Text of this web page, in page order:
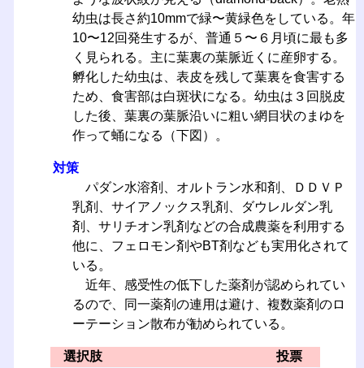
幼虫は長さ約10mmで緑〜黄緑色をしている。年
10〜12回発生するが、普通５〜６月頃に最も多
く見られる。主に葉裏の葉脈近くに産卵する。
孵化した幼虫は、表皮を残して葉裏を食害する
ため、食害部は白斑状になる。幼虫は３回脱皮
した後、葉裏の葉脈沿いに粗い網目状のまゆを
作って蛹になる（下図）。
対策
パダン水溶剤、オルトラン水和剤、ＤＤＶＰ
乳剤、サイアノックス乳剤、ダウレルダン乳
剤、サリチオン乳剤などの合成農薬を利用する
他に、フェロモン剤やBT剤なども実用化されて
いる。
近年、感受性の低下した薬剤が認められてい
るので、同一薬剤の連用は避け、複数薬剤のロ
ーテーション散布が勧められている。
選択肢
投票